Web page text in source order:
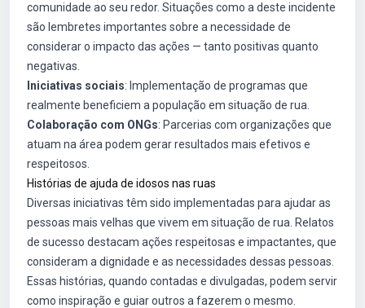
comunidade ao seu redor. Situações como a deste incidente
são lembretes importantes sobre a necessidade de
considerar o impacto das ações — tanto positivas quanto
negativas.
Iniciativas sociais: Implementação de programas que
realmente beneficiem a população em situação de rua.
Colaboração com ONGs: Parcerias com organizações que
atuam na área podem gerar resultados mais efetivos e
respeitosos.
Histórias de ajuda de idosos nas ruas
Diversas iniciativas têm sido implementadas para ajudar as
pessoas mais velhas que vivem em situação de rua. Relatos
de sucesso destacam ações respeitosas e impactantes, que
consideram a dignidade e as necessidades dessas pessoas.
Essas histórias, quando contadas e divulgadas, podem servir
como inspiração e guiar outros a fazerem o mesmo.